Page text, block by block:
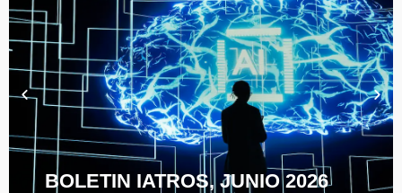
BOLETIN IATROS, JUNIO 2026